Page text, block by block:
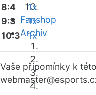
Fanshop
Archiv
8:4
1x
9:3
1x
10:3
1x
Vaše připomínky k
webmaster